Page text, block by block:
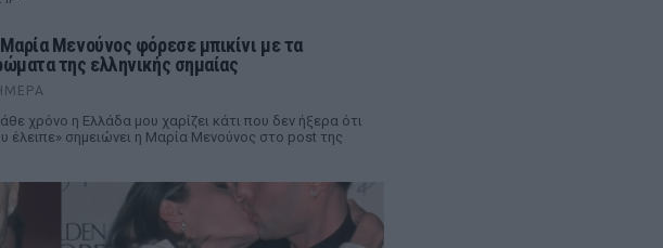
Μενούνος φόρεσε μπικίνι με τα
της ελληνικής σημαίας
χρόνο η Ελλάδα μου χαρίζει κάτι που δεν ήξερα ότι
έλειπε» σημειώνει η Μαρία Μενούνος στο post της